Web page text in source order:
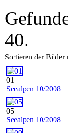
40.
Sortieren der Bilder
01
Seealpen 10/2008
05
Seealpen 10/2008